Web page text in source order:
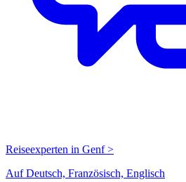
Reiseexperten in Genf >
Auf Deutsch, Französisch, Englisch